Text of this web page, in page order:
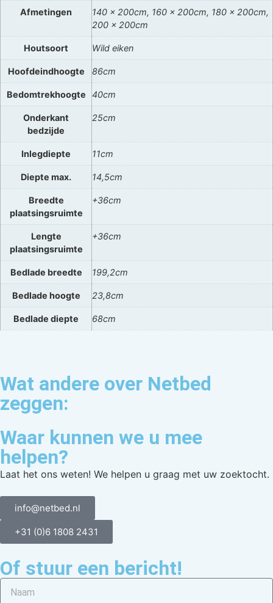
Afmetingen
140 x 200cm, 160 x 200cm, 180 x 200cm,
200 x 200cm
Houtsoort Wild eiken
Hoofdeindhoogte 86cm
Bedomtrekhoogte 40cm
Onderkant
bedzijde
25cm
Inlegdiepte 11cm
Diepte max. 14,5cm
Breedte
plaatsingsruimte
+36cm
Lengte
plaatsingsruimte
+36cm
Bedlade breedte 199,2cm
Bedlade hoogte 23,8cm
Bedlade diepte 68cm
Wat andere over Netbed
zeggen:
Waar kunnen we u mee
helpen?
Laat het ons weten! We helpen u graag met uw zoektocht.
info@netbed.nl
+31 (0)6 1808 2431
Of stuur een bericht!